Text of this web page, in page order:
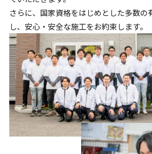
さらに、国家資格をはじめとした多数の
し、 安心・安全な施工をお約束します。